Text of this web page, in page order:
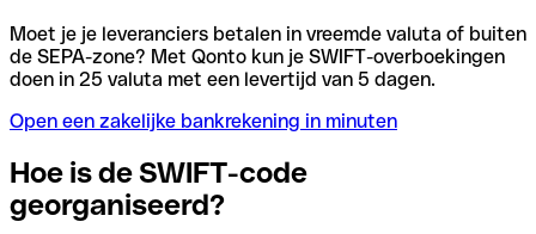
Moet je je leveranciers betalen in vreemde valuta of buiten
de SEPA-zone? Met Qonto kun je SWIFT-overboekingen
doen in 25 valuta met een levertijd van 5 dagen.
Open een zakelijke bankrekening in minuten
Hoe is de SWIFT-code
georganiseerd?